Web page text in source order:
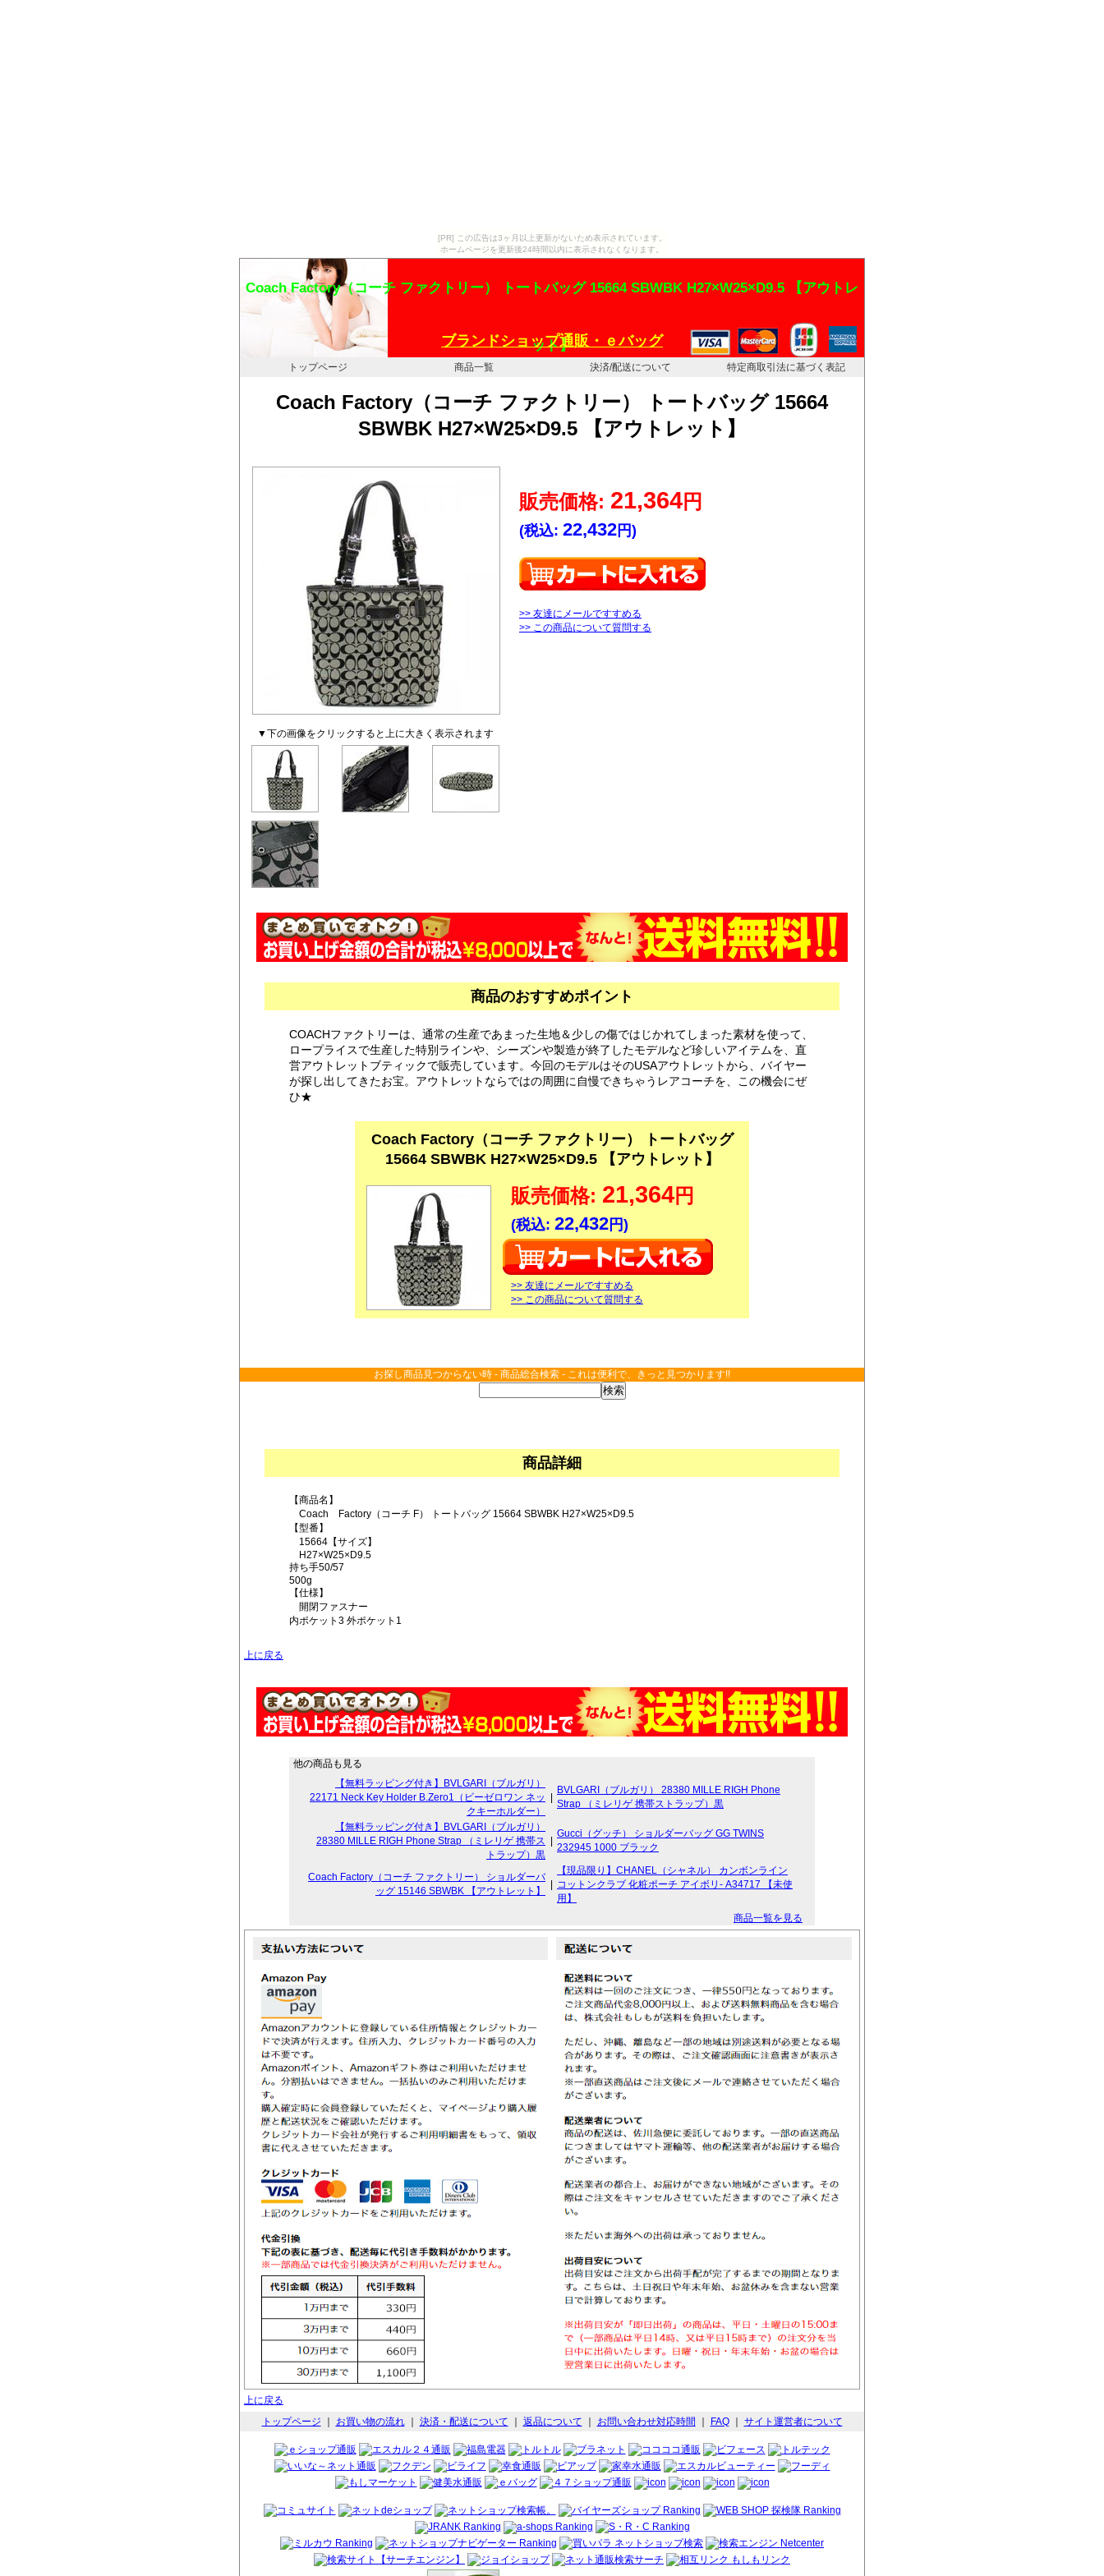
[PR] この広告は3ヶ月以上更新がないため表示されています。
ホームページを更新後24時間以内に表示されなくなります。
Coach Factory（コーチ ファクトリー） トートバッグ 15664 SBWBK H27×W25×D9.5 【アウトレ
ット】
ブランドショップ通販・ｅバッグ
トップページ 商品一覧 決済/配送について 特定商取引法に基づく表記
Coach Factory（コーチ ファクトリー） トートバッグ 15664
SBWBK H27×W25×D9.5 【アウトレット】
▼下の画像をクリックすると上に大きく表示されます
販売価格: 21,364円
(税込: 22,432 円)
>> 友達にメールですすめる
>> この商品について質問する
商品のおすすめポイント
COACHファクトリーは、通常の生産であまった生地＆少しの傷ではじかれてしまった素材を使って、
ロープライスで生産した特別ラインや、シーズンや製造が終了したモデルなど珍しいアイテムを、直
営アウトレットブティックで販売しています。今回のモデルはそのUSAアウトレットから、バイヤー
が探し出してきたお宝。アウトレットならではの周囲に自慢できちゃうレアコーチを、この機会にぜ
ひ★
Coach Factory（コーチ ファクトリー） トートバッグ
15664 SBWBK H27×W25×D9.5 【アウトレット】
販売価格: 21,364円
(税込: 22,432 円)
>> 友達にメールですすめる
>> この商品について質問する
お探し商品見つからない時 - 商品総合検索 - これは便利で、きっと見つかります!!
商品詳細
【商品名】
Coach Factory（コーチ F） トートバッグ 15664 SBWBK H27×W25×D9.5
【型番】
15664【サイズ】
H27×W25×D9.5
持ち手50/57
500g
【仕様】
開閉ファスナー
内ポケット3 外ポケット1
上に戻る
他の商品も見る
【無料ラッピング付き】BVLGARI（ブルガリ）
22171 Neck Key Holder B.Zero1（ビーゼロワン ネッ
クキーホルダー）
BVLGARI（ブルガリ） 28380 MILLE RIGH Phone
Strap （ミレリゲ 携帯ストラップ）黒
【無料ラッピング付き】BVLGARI（ブルガリ）
28380 MILLE RIGH Phone Strap （ミレリゲ 携帯ス
トラップ）黒
Gucci（グッチ） ショルダーバッグ GG TWINS
232945 1000 ブラック
Coach Factory（コーチ ファクトリー） ショルダーバ
ッグ 15146 SBWBK 【アウトレット】
【現品限り】CHANEL（シャネル） カンボンライン
コットンクラブ 化粧ポーチ アイボリ- A34717 【未使
用】
商品一覧を見る
上に戻る
トップページ
お買い物の流れ｜ 決済・配送について 返品について お問い合わせ対応時間 FAQ｜ サイト運営者について